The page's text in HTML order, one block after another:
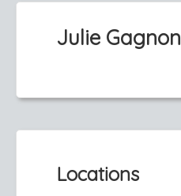
Julie Gagnon
Locations